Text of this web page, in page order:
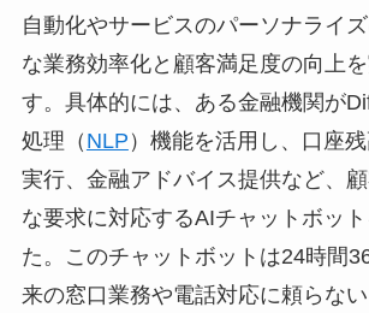
自動化やサービスのパーソナライ
な業務効率化と顧客満足度の向上
す。具体的には、ある金融機関が
処理（ NLP ）機能を活用し、口座残
実行、金融アドバイス提供など、
な要求に対応するAIチャットボッ
た。このチャットボットは24時間
来の窓口業務や電話対応に頼らな